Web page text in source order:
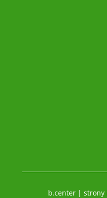
b.center | strony